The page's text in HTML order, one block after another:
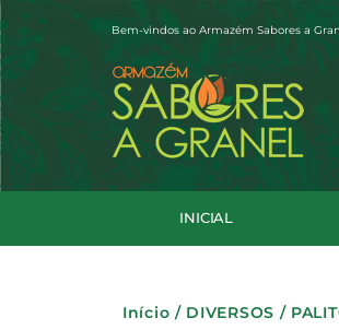
para
o
conteúdo
Bem-vindos ao Armazém Sabores a
INICIAL
Início / DIVERSOS /